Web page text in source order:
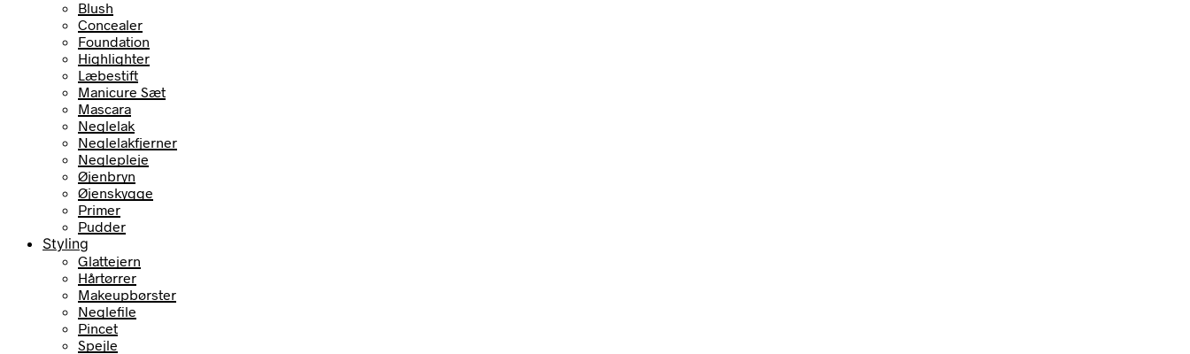
Blush
Concealer
Foundation
Highlighter
Læbestift
Manicure Sæt
Mascara
Neglelak
Neglelakfjerner
Neglepleje
Øjenbryn
Øjenskygge
Primer
Pudder
Styling
Glattejern
Hårtørrer
Makeupbørster
Neglefile
Pincet
Spejle